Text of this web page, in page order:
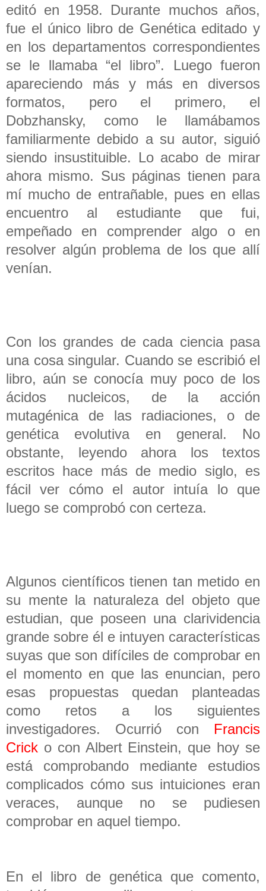
editó en 1958. Durante muchos años,
fue el único libro de Genética editado y
en los departamentos correspondientes
se le llamaba “el libro”. Luego fueron
apareciendo más y más en diversos
formatos, pero el primero, el
Dobzhansky, como le llamábamos
familiarmente debido a su autor, siguió
siendo insustituible. Lo acabo de mirar
ahora mismo. Sus páginas tienen para
mí mucho de entrañable, pues en ellas
encuentro al estudiante que fui,
empeñado en comprender algo o en
resolver algún problema de los que allí
venían.
Con los grandes de cada ciencia pasa
una cosa singular. Cuando se escribió el
libro, aún se conocía muy poco de los
ácidos nucleicos, de la acción
mutagénica de las radiaciones, o de
genética evolutiva en general. No
obstante, leyendo ahora los textos
escritos hace más de medio siglo, es
fácil ver cómo el autor intuía lo que
luego se comprobó con certeza.
Algunos científicos tienen tan metido en
su mente la naturaleza del objeto que
estudian, que poseen una clarividencia
grande sobre él e intuyen características
suyas que son difíciles de comprobar en
el momento en que las enuncian, pero
esas propuestas quedan planteadas
como retos a los siguientes
investigadores. Ocurrió con Francis
Crick o con Albert Einstein, que hoy se
está comprobando mediante estudios
complicados cómo sus intuiciones eran
veraces, aunque no se pudiesen
comprobar en aquel tiempo.
En el libro de genética que comento,